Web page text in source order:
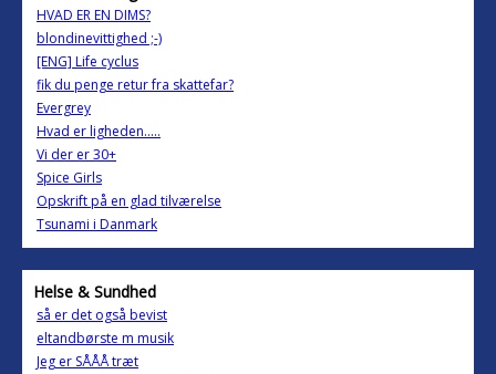
HVAD ER EN DIMS?
blondinevittighed ;-)
[ENG] Life cyclus
fik du penge retur fra skattefar?
Evergrey
Hvad er ligheden.....
Vi der er 30+
Spice Girls
Opskrift på en glad tilværelse
Tsunami i Danmark
Helse & Sundhed
så er det også bevist
eltandbørste m musik
Jeg er SÅÅÅ træt